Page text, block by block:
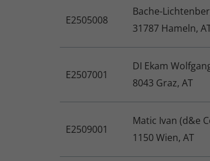
E2505008
Bache-
31787 Hameln,
E2507001
DI Ekam
8043 Graz, AT
E2509001
Matic Ivan (d&e
1150 Wien, AT